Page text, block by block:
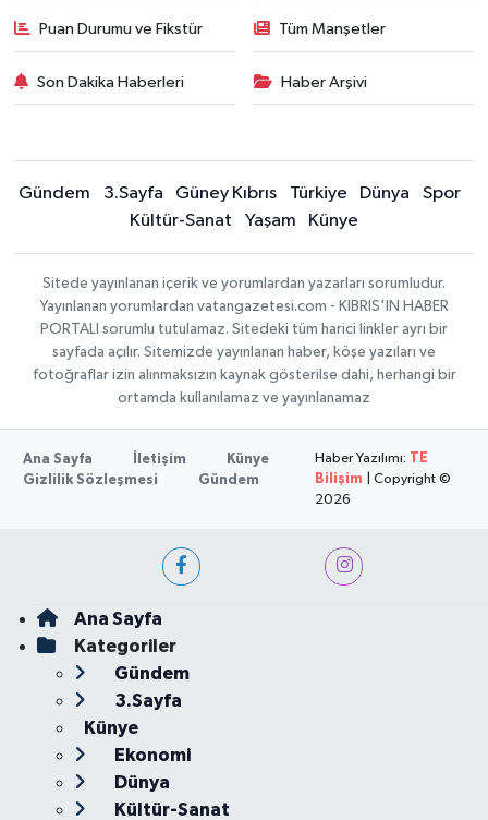
Puan Durumu ve Fikstür Tüm Manşetler
Son Dakika Haberleri Haber Arşivi
Gündem 3.Sayfa Güney Kıbrıs Türkiye Dünya
Spor
Kültür-Sanat
Yaşam Künye
Sitede yayınlanan içerik ve yorumlardan yazarları sorumludur.
Yayınlanan yorumlardan vatangazetesi.com - KIBRIS'IN HABER
PORTALI sorumlu tutulamaz. Sitedeki tüm harici linkler ayrı bir
sayfada açılır. Sitemizde yayınlanan haber, köşe yazıları ve
fotoğraflar izin alınmaksızın kaynak gösterilse dahi, herhangi bir
ortamda kullanılamaz ve yayınlanamaz
Ana Sayfa İletişim
Künye
Gizlilik Sözleşmesi
Gündem
Haber Yazılımı: TE
Bilişim | Copyright ©
2026
Ana Sayfa
Kategoriler
Gündem
3.Sayfa
Künye
Ekonomi
Dünya
Kültür-Sanat